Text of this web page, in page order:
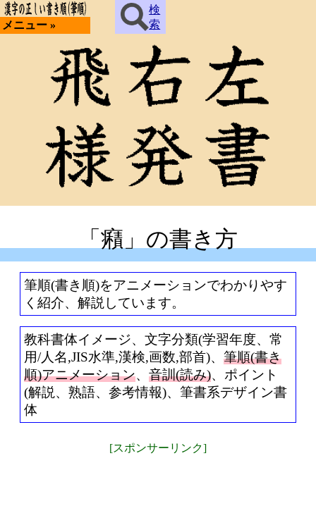
メニュー »
検
索
「癪」の書き方
筆順(書き順)をアニメーションでわかりやす
く紹介、解説しています。
教科書体イメージ、文字分類(学習年度、常
用/人名,JIS水準,漢検,画数,部首)、 筆順(書き
順)アニメーション、 音訓(読み)、ポイント
(解説、熟語、参考情報)、筆書系デザイン書
体
[スポンサーリンク]